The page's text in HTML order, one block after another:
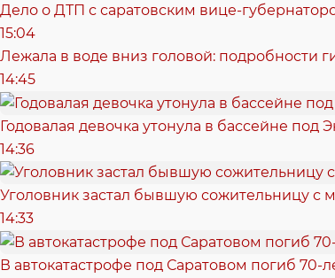
Дело о ДТП с саратовским вице-
15:04
Лежала в воде вниз головой: подробности
14:45
Годовалая девочка утонула в бассейне под
14:36
Уголовник застал бывшую сожительницу с
14:33
В автокатастрофе под Саратовом погиб 70-